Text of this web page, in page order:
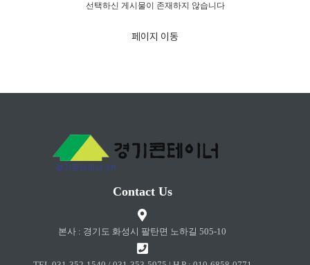
선택하신 게시물이 존재하지 않습니다
페이지 이동
Contact Us
본사 : 경기도 화성시 팔탄면 노하길 505-10